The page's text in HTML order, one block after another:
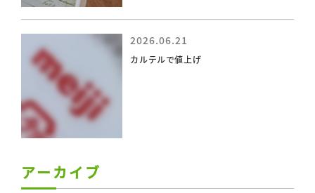
2026.06.21
カルテルで値上げ
アーカイブ